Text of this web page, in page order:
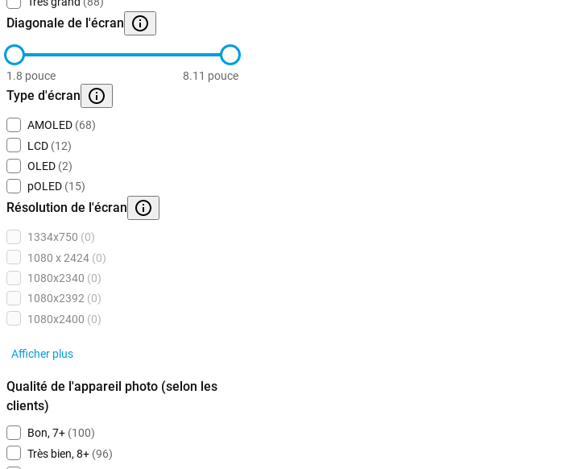
Diagonale de l'écran
1.8 pouce 8.11 pouce
Type d'écran
AMOLED (68)
LCD (12)
OLED (2)
pOLED (15)
Résolution de l'écran
1334x750 (0)
1080 x 2424 (0)
1080x2340 (0)
1080x2392 (0)
1080x2400 (0)
Afficher plus
Qualité de l'appareil photo (selon les
clients)
Bon, 7+ (100)
Très bien, 8+ (96)